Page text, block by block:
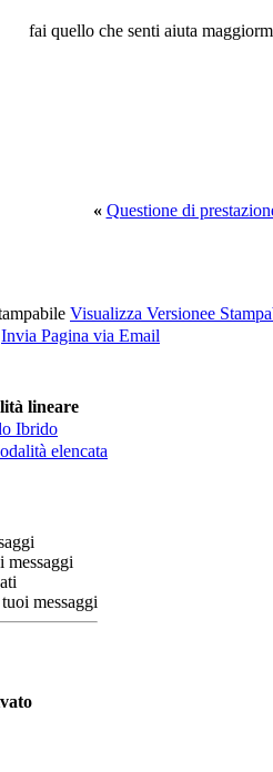
fai quello che senti aiuta
« Questione di
Visualizza Versionee
Invia Pagina via Email
lineare
Ibrido
elencata
messaggi
messaggi